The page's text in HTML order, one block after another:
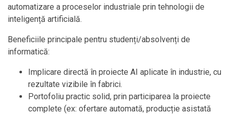
automatizare a proceselor industriale prin tehnologii de
inteligență artificială.
Beneficiile principale pentru studenți/absolvenți de
informatică:
Implicare directă în proiecte AI aplicate în industrie, cu
rezultate vizibile în fabrici.
Portofoliu practic solid, prin participarea la proiecte
complete (ex: ofertare automată, producție asistată